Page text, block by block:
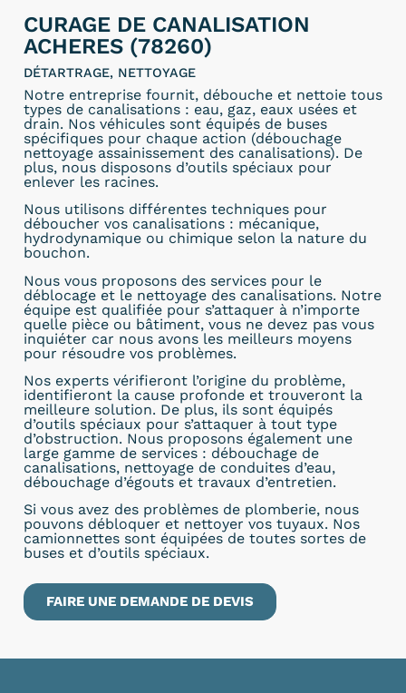
CURAGE DE CANALISATION
ACHERES (78260)
DÉTARTRAGE, NETTOYAGE
Notre entreprise fournit, débouche et nettoie tous
types de canalisations : eau, gaz, eaux usées et
drain. Nos véhicules sont équipés de buses
spécifiques pour chaque action (débouchage
nettoyage assainissement des canalisations). De
plus, nous disposons d’outils spéciaux pour
enlever les racines.
Nous utilisons différentes techniques pour
déboucher vos canalisations : mécanique,
hydrodynamique ou chimique selon la nature du
bouchon.
Nous vous proposons des services pour le
déblocage et le nettoyage des canalisations. Notre
équipe est qualifiée pour s’attaquer à n’importe
quelle pièce ou bâtiment, vous ne devez pas vous
inquiéter car nous avons les meilleurs moyens
pour résoudre vos problèmes.
Nos experts vérifieront l’origine du problème,
identifieront la cause profonde et trouveront la
meilleure solution. De plus, ils sont équipés
d’outils spéciaux pour s’attaquer à tout type
d’obstruction. Nous proposons également une
large gamme de services : débouchage de
canalisations, nettoyage de conduites d’eau,
débouchage d’égouts et travaux d’entretien.
Si vous avez des problèmes de plomberie, nous
pouvons débloquer et nettoyer vos tuyaux. Nos
camionnettes sont équipées de toutes sortes de
buses et d’outils spéciaux.
FAIRE UNE DEMANDE DE DEVIS